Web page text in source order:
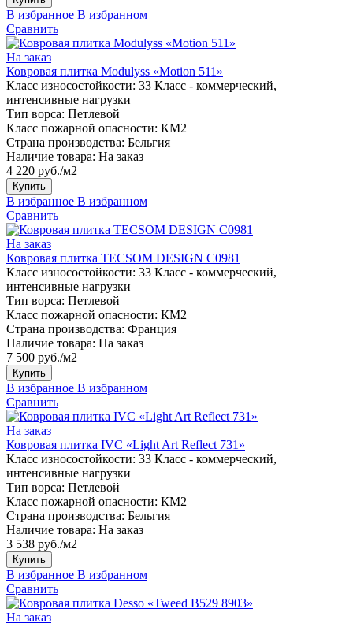
В избранное В избранном
Сравнить
На заказ
Ковровая плитка Modulyss «Motion 511»
Класс износостойкости: 33 Класс - коммерческий,
интенсивные нагрузки
Тип ворса: Петлевой
Класс пожарной опасности: КМ2
Страна производства: Бельгия
Наличие товара: На заказ
4 220 руб./м2
Купить
В избранное В избранном
Сравнить
На заказ
Ковровая плитка TECSOM DESIGN C0981
Класс износостойкости: 33 Класс - коммерческий,
интенсивные нагрузки
Тип ворса: Петлевой
Класс пожарной опасности: КМ2
Страна производства: Франция
Наличие товара: На заказ
7 500 руб./м2
Купить
В избранное В избранном
Сравнить
На заказ
Ковровая плитка IVC «Light Art Reflect 731»
Класс износостойкости: 33 Класс - коммерческий,
интенсивные нагрузки
Тип ворса: Петлевой
Класс пожарной опасности: КМ2
Страна производства: Бельгия
Наличие товара: На заказ
3 538 руб./м2
Купить
В избранное В избранном
Сравнить
На заказ